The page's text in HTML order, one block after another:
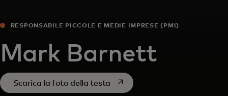
RESPONSABILE PICCOLE E MEDIE IMPRESE (PMI)
Mark Barnett
Scarica la foto della testasi apre in una nuova scheda